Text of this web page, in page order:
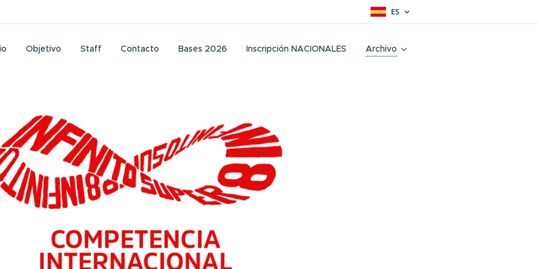
ES
Objetivo Staff Contacto Bases 2026 Inscripción NACIONALES Archivo